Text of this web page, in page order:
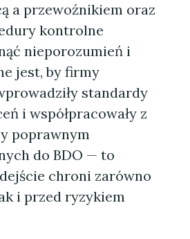
a przewoźnikiem oraz
kontrolne
nieporozumień i
jest, by firmy
standardy
i współpracowały z
poprawnym
do BDO — to
chroni zarówno
i przed ryzykiem